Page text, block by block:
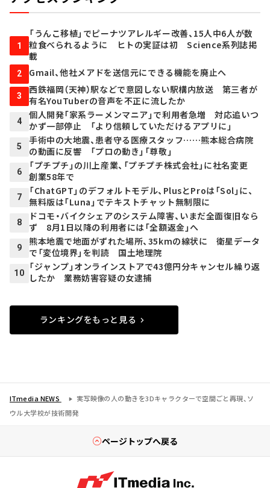
1
「うんこ移植」でピーナツアレルギー改善、15人中6人が数
粒食べられるように ヒトの実証は初 Science系列誌掲
載
2 Gmail、他社メアドを送信元にできる機能を廃止へ
3
西鉄福岡（天神）駅などで意図しない駅構内放送 第三者が
有名YouTuberの音声を不正に流したか
4
個人開発「家系ラーメンマニア」で利用者急増 対応追いつ
かず一部停止 「より信頼していただけるアプリに」
5
手術中の大地震、患者守る医療スタッフ……熊本総合病院
の動画に反響 「プロの動き」「尊敬」
6
「プチプチ」の川上産業、「プチプチ株式会社」に社名変更
創業58年で
7
「ChatGPT」のデフォルトモデル、PlusとProは「Sol」に、
無料版は「Luna」でテキストチャット無制限に
8
ドコモ・バイクシェアのシステム障害、いまだ全面復旧なら
ず 8月1日以降の利用者には「全額返金」へ
9
熊本地震で地面がずれた場所、35kmの線状に 衛星データ
で「変位境界」を判読 国土地理院
10
「ジャンプ」オンラインストアで43億円分キャンセル繰り返
したか 業務妨害容疑の女逮捕
ランキングをもっと見る
ITmedia NEWS
実写映像の人の動きを3Dキャラクターで空間ごと再現、ソ
ウル大学校が技術開発
ページトップへ戻る